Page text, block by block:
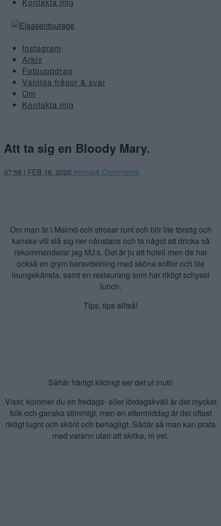
Kontakta mig
Instagram
Arkiv
Fotouppdrag
Vanliga frågor & svar
Om
Kontakta mig
Att ta sig en Bloody Mary.
07:58 | FEB 16. 2020 februari
emma4 Comments
Om man är i Malmö och strosar runt och blir lite törstig och
kanske vill slå sig ner nånstans och ta något att dricka så
rekommenderar jag MJ:s. Det är ju ett hotell men de har
också en grym baravdelning med sköna soffor och lite
loungekänsla, samt en restaurang som har riktigt schysst
lunch.
Tips, tips alltså!
Såhär härligt kitchigt ser det ut inuti!
Visst; kommer du en fredags- eller lördagskväll är det mycket
folk och ganska stimmigt, men en eftermiddag är det oftast
riktigt lugnt och skönt och behagligt. Sådär så man kan prata
med varann utan att skrika, ni vet.